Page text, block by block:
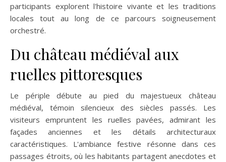
participants explorent l'histoire vivante et les traditions
locales tout au long de ce parcours soigneusement
orchestré.
Du château médiéval aux
ruelles pittoresques
Le périple débute au pied du majestueux château
médiéval, témoin silencieux des siècles passés. Les
visiteurs empruntent les ruelles pavées, admirant les
façades anciennes et les détails architecturaux
caractéristiques. L'ambiance festive résonne dans ces
passages étroits, où les habitants partagent anecdotes et